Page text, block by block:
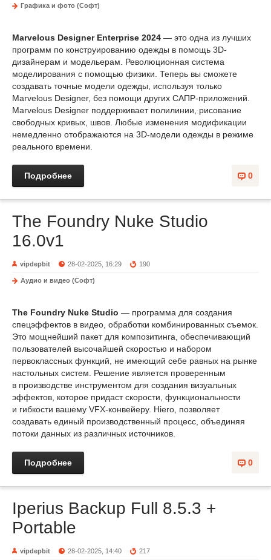
Графика и фото (Софт)
Marvelous Designer Enterprise 2024 — это одна из лучших
программ по конструированию одежды в помощь 3D-
дизайнерам и модельерам. Революционная система
моделирования с помощью физики. Теперь вы сможете
создавать точные модели одежды, используя только
Marvelous Designer, без помощи других САПР-приложений.
Marvelous Designer поддерживает полилинии, рисование
свободных кривых, швов. Любые изменения модификации
немедленно отображаются на 3D-модели одежды в режиме
реального времени.
0
Подробнее
The Foundry Nuke Studio
16.0v1
vipdepbit 28-02-2025, 16:29 190
Аудио и видео (Софт)
The Foundry Nuke Studio — программа для создания
спецэффектов в видео, обработки комбинированных съемок.
Это мощнейший пакет для композитинга, обеспечивающий
пользователей высочайшей скоростью и набором
первоклассных функций, не имеющий себе равных на рынке
настольных систем. Решение является проверенным
в производстве инструментом для создания визуальных
эффектов, которое придаст скорости, функциональности
и гибкости вашему VFX-конвейеру. Hiero, позволяет
создавать единый производственный процесс, объединяя
потоки данных из различных источников.
0
Подробнее
Iperius Backup Full 8.5.3 +
Portable
vipdepbit 28-02-2025, 14:40 217